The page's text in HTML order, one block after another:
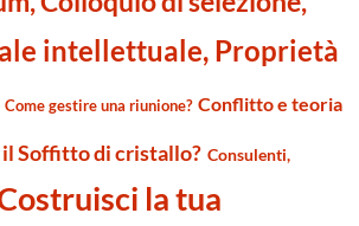
intellettuale, Proprietà
Come gestire una riunione? Conflitto e teoria
il Soffitto di cristallo? Consulenti,
la tua